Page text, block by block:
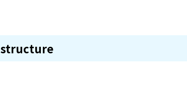
structure